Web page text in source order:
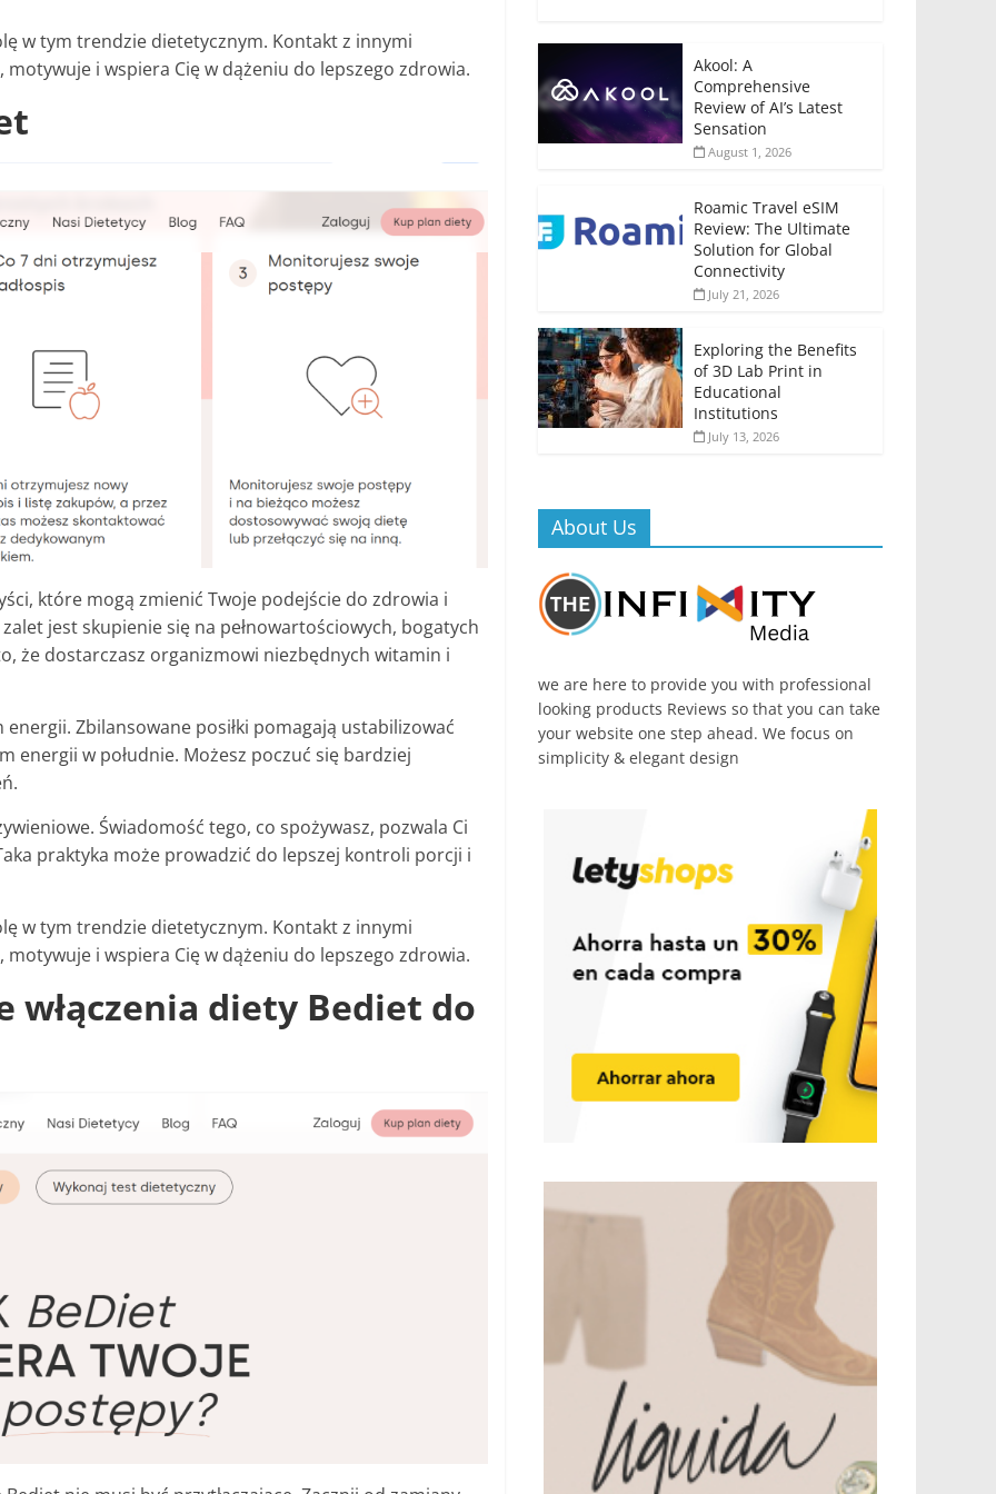
w tym trendzie dietetycznym. Kontakt z innymi
i wspiera Cię w dążeniu do lepszego zdrowia.
które mogą zmienić Twoje podejście do zdrowia i
jest skupienie się na pełnowartościowych, bogatych
że dostarczasz organizmowi niezbędnych witamin i
Zbilansowane posiłki pomagają ustabilizować
energii w południe. Możesz poczuć się bardziej
Świadomość tego, co spożywasz, pozwala Ci
praktyka może prowadzić do lepszej kontroli porcji i
w tym trendzie dietetycznym. Kontakt z innymi
i wspiera Cię w dążeniu do lepszego zdrowia.
włączenia diety Bediet do
Akool: A
Comprehensive
Review of AI’s Latest
Sensation
August 1, 2026
Roamic Travel eSIM
Review: The Ultimate
Solution for Global
Connectivity
July 21, 2026
Exploring the Benefits
of 3D Lab Print in
Educational
Institutions
July 13, 2026
About Us
we are here to provide you with professional
looking products Reviews so that you can take
your website one step ahead. We focus on
simplicity & elegant design